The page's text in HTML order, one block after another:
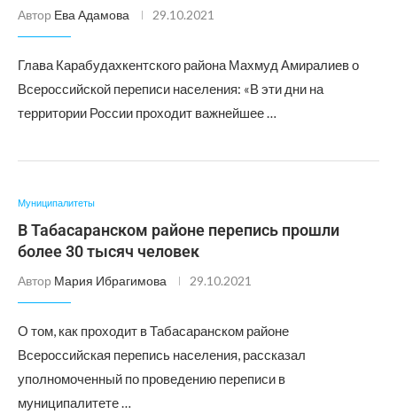
Автор Ева Адамова 29.10.2021
Глава Карабудахкентского района Махмуд Амиралиев о
Всероссийской переписи населения: «В эти дни на
территории России проходит важнейшее …
Муниципалитеты
В Табасаранском районе перепись прошли
более 30 тысяч человек
Автор Мария Ибрагимова 29.10.2021
О том, как проходит в Табасаранском районе
Всероссийская перепись населения, рассказал
уполномоченный по проведению переписи в
муниципалитете …